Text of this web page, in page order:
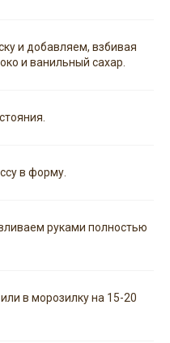
и добавляем, взбивая
и ванильный сахар.
в форму.
руками полностью
в морозилку на 15-20